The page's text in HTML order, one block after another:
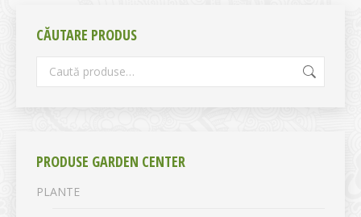
CĂUTARE PRODUS
PRODUSE GARDEN CENTER
PLANTE